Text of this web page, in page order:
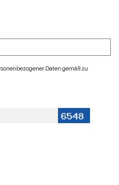
Daten gemäß zu